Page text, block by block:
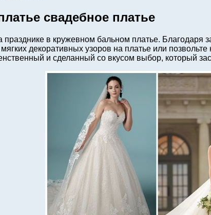
свадебное платье
празднике в кружевном бальном платье.
декоративных узоров на платье или
и сделанный со вкусом выбор, который